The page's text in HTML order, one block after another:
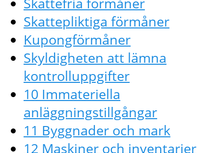
Skattepliktiga förmåner
Kupongförmåner
Skyldigheten att lämna
kontrolluppgifter
10 Immateriella
anläggningstillgångar
11 Byggnader och mark
12 Maskiner och inventarier